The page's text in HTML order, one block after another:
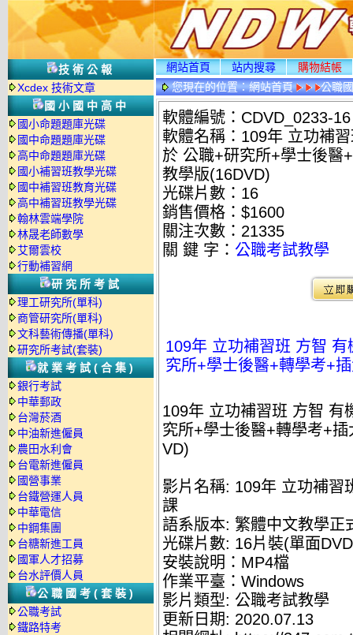
技術公報
Xcdex 技術文章
國小國中高中
國小命題題庫光碟
國中命題題庫光碟
高中命題題庫光碟
國小補習班教學光碟
國中補習班教育光碟
高中補習班教學光碟
翰林雲端學院
林晟老師數學
艾爾雲校
行動補習網
研究所考試
理工研究所(單科)
商管研究所(單科)
文科藝術傳播(單科)
研究所考試(套裝)
就業考試(合集)
銀行考試
中華郵政
台灣菸酒
中油新進僱員
農田水利會
台電新進僱員
國營事業
台鐵營運人員
中華電信
中鋼集團
台糖新進工員
國軍人才招募
台水評價人員
公職國考(套裝)
公職考試
鐵路特考
網站首頁 站内搜尋
購物結帳
您現在的位置：網站首頁
公職
光碟詳情
軟體編號：CDVD_0233-16
軟體名稱：109年 立功補
於 公職+研究所+學士後醫
教學版(16DVD)
光碟片數：16
銷售價格：$1600
關注次數： 21335
關 鍵 字： 公職考試教學
109年 立功補習班 方智
究所+學士後醫+轉學考+
109年 立功補習班 方智 有
究所+學士後醫+轉學考+
VD)
影片名稱: 109年 立功補習
課
語系版本: 繁體中文教學正
光碟片數: 16片裝(單面
安裝說明：MP4檔
作業平臺：Windows
影片類型: 公職考試教學
更新日期: 2020.07.13